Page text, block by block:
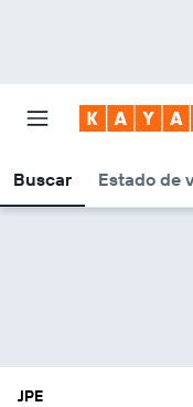
Buscar Estado de
JPE